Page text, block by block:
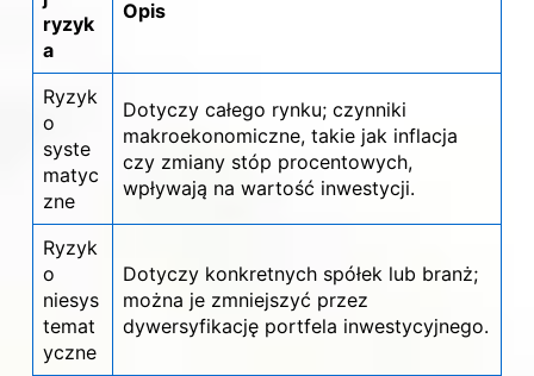
ryzyk
a
Opis
Ryzyk
o
syste
matyc
zne
Dotyczy całego rynku; czynniki
makroekonomiczne, takie jak inflacja
czy zmiany stóp procentowych,
wpływają na wartość inwestycji.
Ryzyk
o
niesys
temat
yczne
Dotyczy konkretnych spółek lub branż;
można je zmniejszyć przez
dywersyfikację portfela inwestycyjnego.